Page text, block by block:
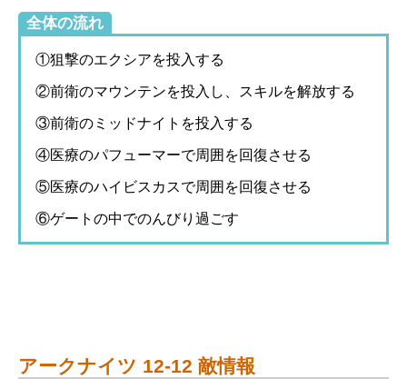
全体の流れ
①狙撃のエクシアを投入する
②前衛のマウンテンを投入し、スキルを解放する
③前衛のミッドナイトを投入する
④医療のパフューマーで周囲を回復させる
⑤医療のハイビスカスで周囲を回復させる
⑥ゲートの中でのんびり過ごす
アークナイツ 12-12 敵情報